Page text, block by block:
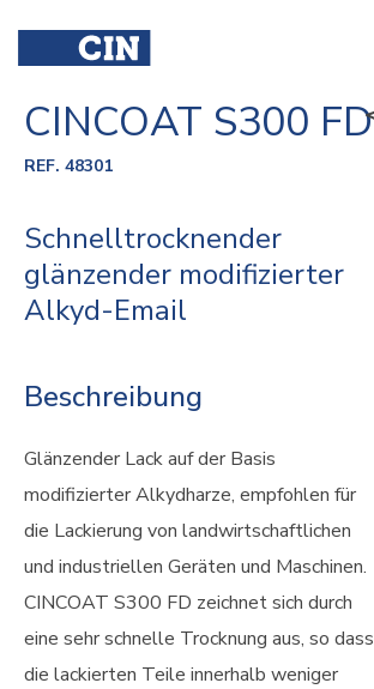
CINCOAT S300 FD
REF. 48301
Schnelltrocknender
glänzender modifizierter
Alkyd-Email
Beschreibung
Glänzender Lack auf der Basis
modifizierter Alkydharze, empfohlen für
die Lackierung von landwirtschaftlichen
und industriellen Geräten und Maschinen.
CINCOAT S300 FD zeichnet sich durch
eine sehr schnelle Trocknung aus, so dass
die lackierten Teile innerhalb weniger